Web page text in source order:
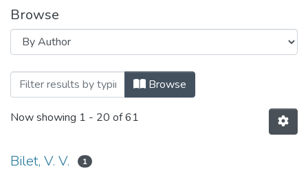
Browse
Browsing Наукові вісті НТУУ «КПІ»:
Browse
Now showing 1 - 20 of 61
Bilet, V. V. 1